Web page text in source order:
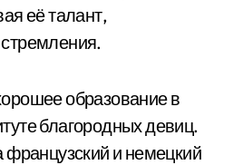
её талант,
образование в
благородных девиц.
французский и немецкий